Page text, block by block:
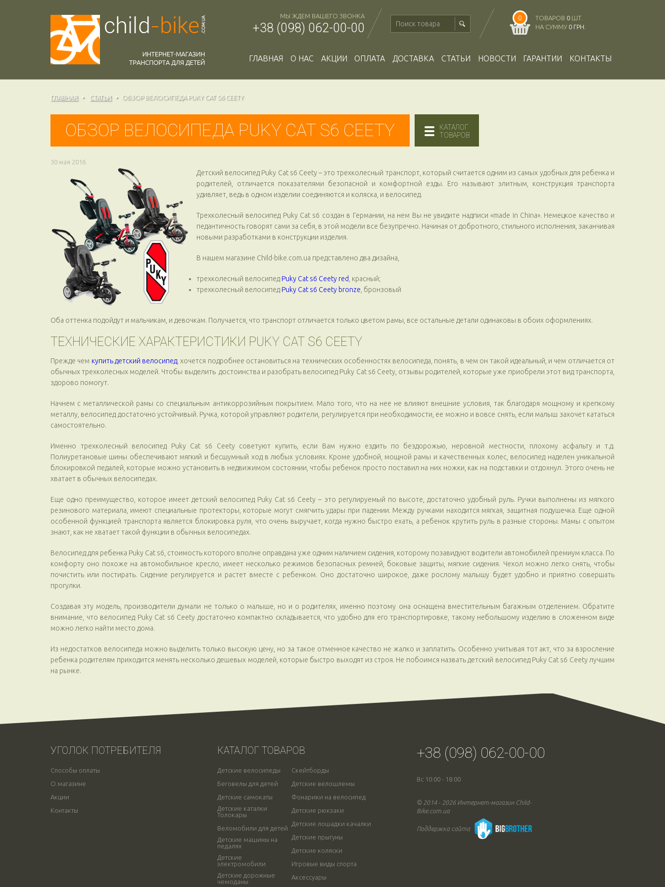
МЫ ЖДЕМ ВАШЕГО ЗВОНКА
+38 (098) 062-00-00
0 ТОВАРОВ 0 ШТ.
НА СУММУ 0 ГРН.
ГЛАВНАЯ О НАС АКЦИИ ОПЛАТА ДОСТАВКА СТАТЬИ НОВОСТИ ГАРАНТИИ КОНТАКТЫ
ГЛАВНАЯ СТАТЬИ ОБЗОР ВЕЛОСИПЕДА PUKY CAT S6 CEETY
ОБЗОР ВЕЛОСИПЕДА PUKY CAT S6 CEETY
КАТАЛОГ
ТОВАРОВ
30 мая 2016
Детский велосипед Puky Cat s6 Ceety – это трехколесный транспорт, который считается одним из самых удобных для ребенка и
родителей, отличается показателями безопасной и комфортной езды. Его называют элитным, конструкция транспорта
удивляет, ведь в одном изделии соединяются и коляска, и велосипед.
Трехколесный велосипед Puky Cat s6 создан в Германии, на нем Вы не увидите надписи «mаde in Chinа». Немецкое качество и
педантичность говорят сами за себя, в этой модели все безупречно. Начиная от добротного, стильного исполнения, заканчивая
новыми разработками в конструкции изделия.
В нашем магазине Child-bike.com.ua представлено два дизайна,
трехколесный велосипед Puky Cat s6 Ceety red , красный;
трехколесный велосипед Puky Cat s6 Ceety bronze , бронзовый
Оба оттенка подойдут и мальчикам, и девочкам. Получается, что транспорт отличается только цветом рамы, все остальные детали одинаковы в обоих оформлениях.
ТЕХНИЧЕСКИЕ ХАРАКТЕРИСТИКИ PUKY CAT S6 CEETY
Прежде чем купить детский велосипед , хочется подробнее остановиться на технических особенностях велосипеда, понять, в чем он такой идеальный, и чем отличается от
обычных трехколесных моделей. Чтобы выделить достоинства и разобрать велосипед Puky Cat s6 Ceety, отзывы родителей, которые уже приобрели этот вид транспорта,
здорово помогут.
Начнем с металлической рамы со специальным антикоррозийным покрытием. Мало того, что на нее не влияют внешние условия, так благодаря мощному и крепкому
металлу, велосипед достаточно устойчивый. Ручка, которой управляют родители, регулируется при необходимости, ее можно и вовсе снять, если малыш захочет кататься
самостоятельно.
Именно трехколесный велосипед Puky Cat s6 Ceety советуют купить, если Вам нужно ездить по бездорожью, неровной местности, плохому асфальту и т.д.
Полиуретановые шины обеспечивают мягкий и бесшумный ход в любых условиях. Кроме удобной, мощной рамы и качественных колес, велосипед наделен уникальной
блокировкой педалей, которые можно установить в недвижимом состоянии, чтобы ребенок просто поставил на них ножки, как на подставки и отдохнул. Этого очень не
хватает в обычных велосипедах.
Еще одно преимущество, которое имеет детский велосипед Puky Cat s6 Ceety – это регулируемый по высоте, достаточно удобный руль. Ручки выполнены из мягкого
резинового материала, имеют специальные протекторы, которые могут смягчить удары при падении. Между ручками находится мягкая, защитная подушечка. Еще одной
особенной функцией транспорта является блокировка руля, что очень выручает, когда нужно быстро ехать, а ребенок крутить руль в разные стороны. Мамы с опытом
знают, как не хватает такой функции в обычных велосипедах.
Велосипед для ребенка Puky Cat s6, стоимость которого вполне оправдана уже одним наличием сидения, которому позавидуют водители автомобилей премиум класса. По
комфорту оно похоже на автомобильное кресло, имеет несколько режимов безопасных ремней, боковые защиты, мягкие сидения. Чехол можно легко снять, чтобы
почистить или постирать. Сидение регулируется и растет вместе с ребенком. Оно достаточно широкое, даже рослому малышу будет удобно и приятно совершать
прогулки.
Создавая эту модель, производители думали не только о малыше, но и о родителях, именно поэтому она оснащена вместительным багажным отделением. Обратите
внимание, что велосипед Puky Cat s6 Ceety достаточно компактно складывается, что удобно для его транспортировке, такому небольшому изделию в сложенном виде
можно легко найти место дома.
Из недостатков велосипеда можно выделить только высокую цену, но за такое отменное качество не жалко и заплатить. Особенно учитывая тот акт, что за взросление
ребенка родителям приходится менять несколько дешевых моделей, которые быстро выходят из строя. Не побоимся назвать детский велосипед Puky Cat s6 Ceety лучшим
на рынке.
УГОЛОК ПОТРЕБИТЕЛЯ
Способы оплаты
О магазине
Акции
Контакты
КАТАЛОГ ТОВАРОВ
Детские велосипеды
Беговелы для детей
Детские самокаты
Детские каталки
Толокары
Веломобили для детей
Детские машины на
педалях
Детские
электромобили
Детские дорожные
чемоданы
Скейтборды
Детские велошлемы
Фонарики на велосипед
Детские рюкзаки
Детские лошадки качалки
Детские прыгуны
Детские коляски
Игровые виды спорта
Аксессуары
+38 (098) 062-00-00
Вс 10:00 - 18:00
© 2014 - 2026 Интернет-магазин Child-
Bike.com.ua
Поддержка сайта